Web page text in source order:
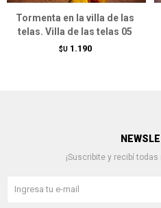
Tormenta en la villa de las
telas. Villa de las telas 05
$U 1.190
¡Suscribite y recibí